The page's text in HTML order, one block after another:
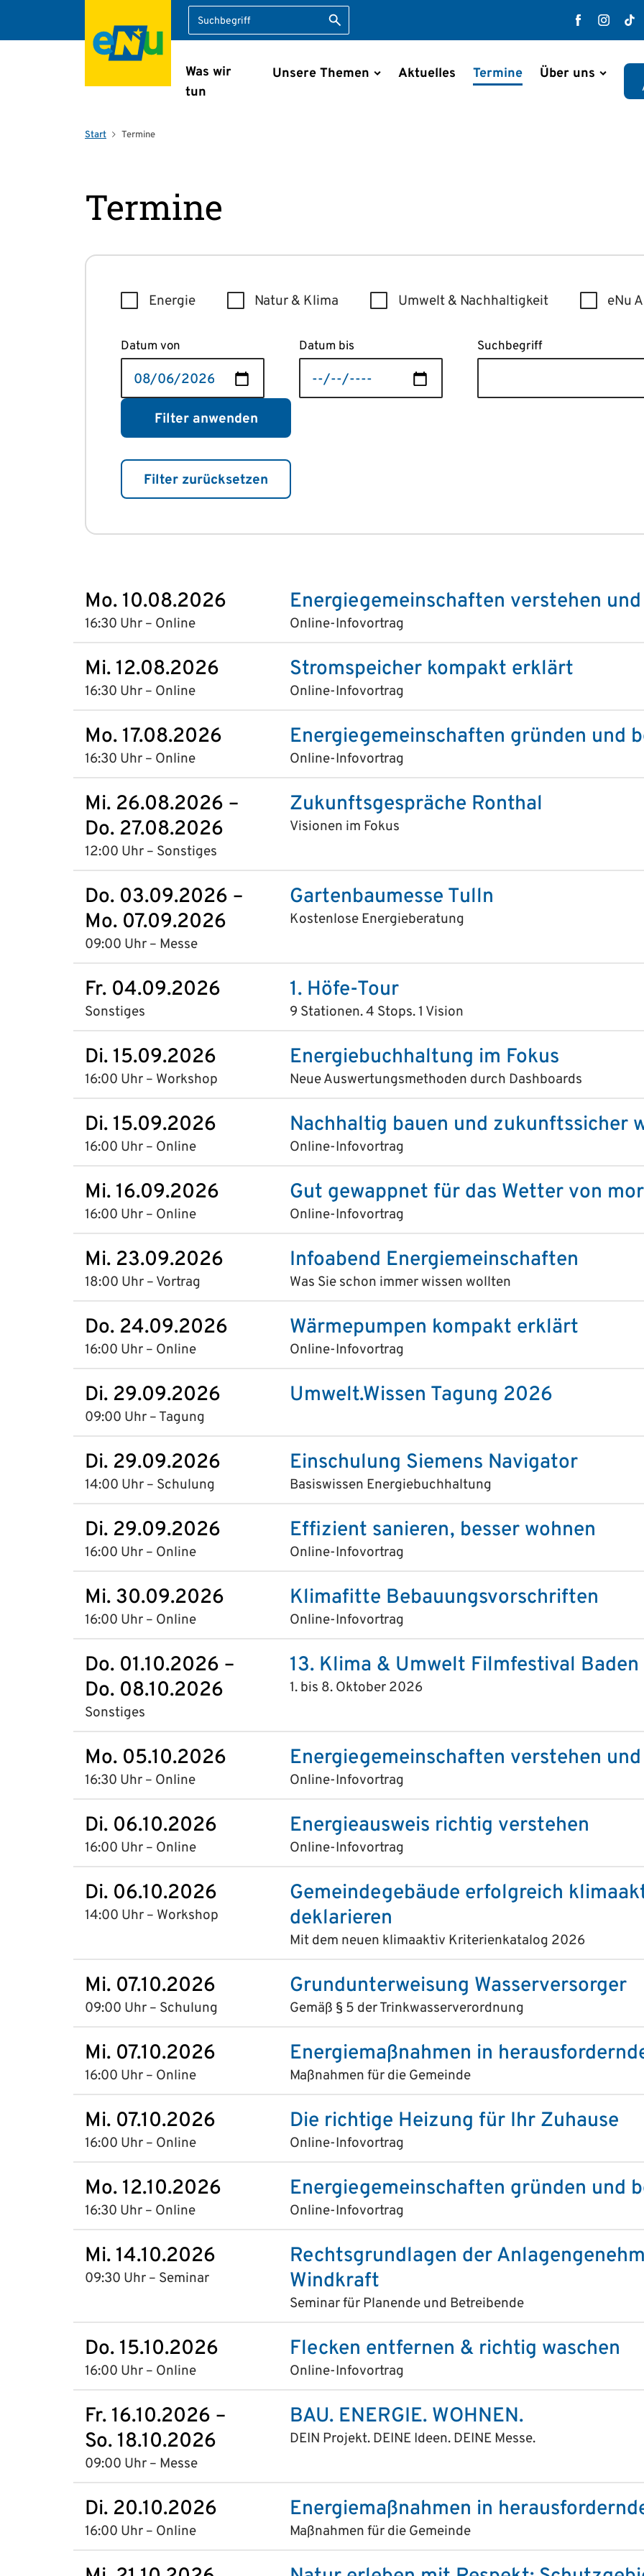
Suche Suche starten
Navigation überspringen
Was wir
tun
Unsere Themen Aktuelles Termine Über uns
Start Termine
Termine
Energie Natur & Klima Umwelt & Nachhaltigkeit eNu
Datum von Datum bis Suchbegriff
Filter anwenden
Filter zurücksetzen
Mo. 10.08.2026
16:30 Uhr – Online
Energiegemeinschaften verstehen
Online-Infovortrag
Mi. 12.08.2026
16:30 Uhr – Online
Stromspeicher kompakt erklärt
Online-Infovortrag
Mo. 17.08.2026
16:30 Uhr – Online
Energiegemeinschaften gründen und
Online-Infovortrag
Mi. 26.08.2026 –
Do. 27.08.2026
12:00 Uhr – Sonstiges
Zukunftsgespräche Ronthal
Visionen im Fokus
Do. 03.09.2026 –
Mo. 07.09.2026
09:00 Uhr – Messe
Gartenbaumesse Tulln
Kostenlose Energieberatung
Fr. 04.09.2026
Sonstiges
1. Höfe-Tour
9 Stationen. 4 Stops. 1 Vision
Di. 15.09.2026
16:00 Uhr – Workshop
Energiebuchhaltung im Fokus
Neue Auswertungsmethoden durch Dashboards
Di. 15.09.2026
16:00 Uhr – Online
Nachhaltig bauen und zukunftssicher
Online-Infovortrag
Mi. 16.09.2026
16:00 Uhr – Online
Gut gewappnet für das Wetter von
Online-Infovortrag
Mi. 23.09.2026
18:00 Uhr – Vortrag
Infoabend Energiemeinschaften
Was Sie schon immer wissen wollten
Do. 24.09.2026
16:00 Uhr – Online
Wärmepumpen kompakt erklärt
Online-Infovortrag
Di. 29.09.2026
09:00 Uhr – Tagung
Umwelt.Wissen Tagung 2026
Di. 29.09.2026
14:00 Uhr – Schulung
Einschulung Siemens Navigator
Basiswissen Energiebuchhaltung
Di. 29.09.2026
16:00 Uhr – Online
Effizient sanieren, besser wohnen
Online-Infovortrag
Mi. 30.09.2026
16:00 Uhr – Online
Klimafitte Bebauungsvorschriften
Online-Infovortrag
Do. 01.10.2026 –
Do. 08.10.2026
Sonstiges
13. Klima & Umwelt Filmfestival Baden
1. bis 8. Oktober 2026
Mo. 05.10.2026
16:30 Uhr – Online
Energiegemeinschaften verstehen
Online-Infovortrag
Di. 06.10.2026
16:00 Uhr – Online
Energieausweis richtig verstehen
Online-Infovortrag
Di. 06.10.2026
14:00 Uhr – Workshop
Gemeindegebäude erfolgreich
deklarieren
Mit dem neuen klimaaktiv Kriterienkatalog 2026
Mi. 07.10.2026
09:00 Uhr – Schulung
Grundunterweisung Wasserversorger
Gemäß § 5 der Trink­wasser­verordnung
Mi. 07.10.2026
16:00 Uhr – Online
Energiemaßnahmen in
Maßnahmen für die Gemeinde
Mi. 07.10.2026
16:00 Uhr – Online
Die richtige Heizung für Ihr Zuhause
Online-Infovortrag
Mo. 12.10.2026
16:30 Uhr – Online
Energiegemeinschaften gründen und
Online-Infovortrag
Mi. 14.10.2026
09:30 Uhr – Seminar
Rechtsgrundlagen der
Windkraft
Seminar für Planende und Betreibende
Do. 15.10.2026
16:00 Uhr – Online
Flecken entfernen & richtig waschen
Online-Infovortrag
Fr. 16.10.2026 –
So. 18.10.2026
09:00 Uhr – Messe
BAU. ENERGIE. WOHNEN.
DEIN Projekt. DEINE Ideen. DEINE Messe.
Di. 20.10.2026
16:00 Uhr – Online
Energiemaßnahmen in
Maßnahmen für die Gemeinde